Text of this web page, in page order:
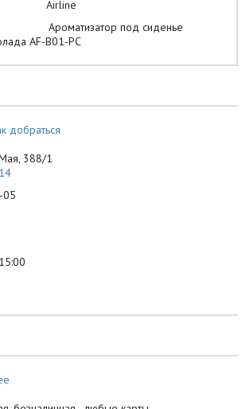
Ароматизатор под сиденье
AF-B01-PC
добраться
388/1